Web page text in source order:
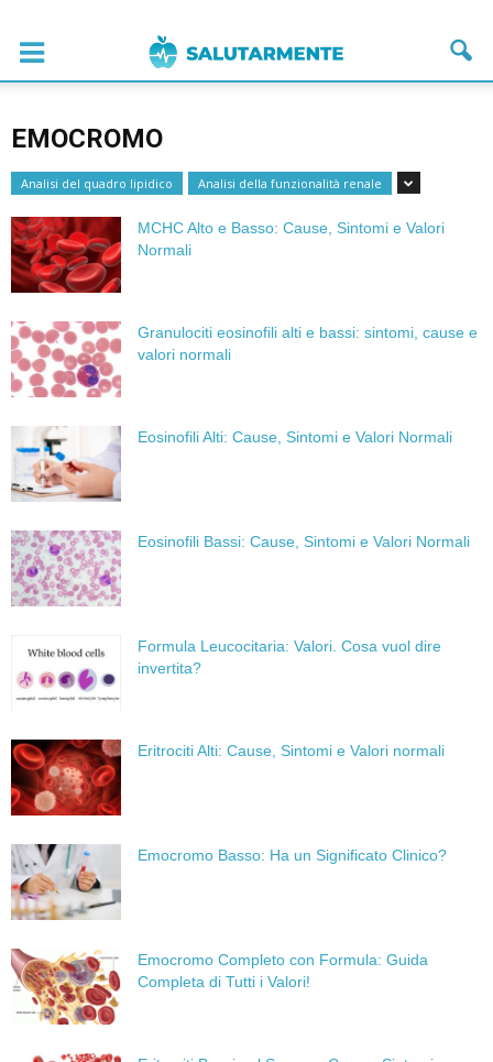
EMOCROMO
Analisi del quadro lipidico Analisi della funzionalità renale
MCHC Alto e Basso: Cause, Sintomi e Valori
Normali
Granulociti eosinofili alti e bassi: sintomi, cause e
valori normali
Eosinofili Alti: Cause, Sintomi e Valori Normali
Eosinofili Bassi: Cause, Sintomi e Valori Normali
Formula Leucocitaria: Valori. Cosa vuol dire
invertita?
Eritrociti Alti: Cause, Sintomi e Valori normali
Emocromo Basso: Ha un Significato Clinico?
Emocromo Completo con Formula: Guida
Completa di Tutti i Valori!